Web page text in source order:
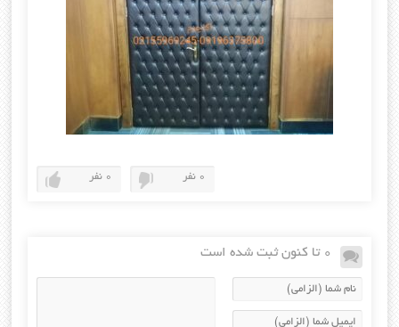
0 نفر 0 نفر
0 تا کنون ثبت شده است